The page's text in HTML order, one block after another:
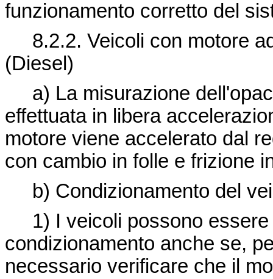
funzionamento corretto del
8.2.2. Veicoli con motore
(Diesel)
a) La misurazione
effettuata in libera
motore viene accelerato dal
con cambio in folle e frizione
b) Condizionamento del
1) I veicoli possono essere
condizionamento anche se,
necessario verificare che il